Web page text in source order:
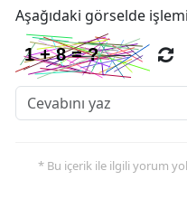
Aşağıdaki görselde
* Bu içerik ile ilgili yorum